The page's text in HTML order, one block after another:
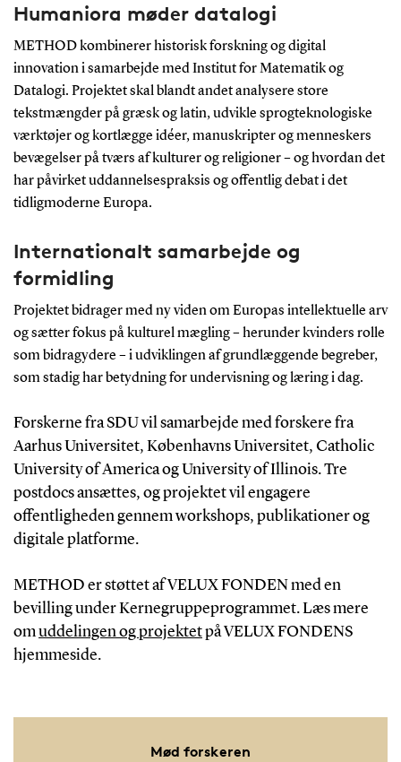
Humaniora møder datalogi
METHOD kombinerer historisk forskning og digital
innovation i samarbejde med Institut for Matematik og
Datalogi. Projektet skal blandt andet analysere store
tekstmængder på græsk og latin, udvikle sprogteknologiske
værktøjer og kortlægge idéer, manuskripter og menneskers
bevægelser på tværs af kulturer og religioner – og hvordan det
har påvirket uddannelsespraksis og offentlig debat i det
tidligmoderne Europa.
Internationalt samarbejde og
formidling
Projektet bidrager med ny viden om Europas intellektuelle arv
og sætter fokus på kulturel mægling – herunder kvinders rolle
som bidragydere – i udviklingen af grundlæggende begreber,
som stadig har betydning for undervisning og læring i dag.
Forskerne fra SDU vil samarbejde med forskere fra
Aarhus Universitet, Københavns Universitet, Catholic
University of America og University of Illinois. Tre
postdocs ansættes, og projektet vil engagere
offentligheden gennem workshops, publikationer og
digitale platforme.
METHOD er støttet af VELUX FONDEN med en
bevilling under Kernegruppeprogrammet. Læs mere
om uddelingen og projektetpå VELUX FONDENS
hjemmeside.
Mød forskeren